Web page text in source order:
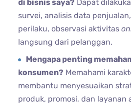
di bisnis saya? Dapat
survei, analisis data
perilaku, observasi aktivitas
langsung dari pelanggan.
Mengapa penting
konsumen? Memahami
membantu menyesuaikan
produk, promosi, dan layanan